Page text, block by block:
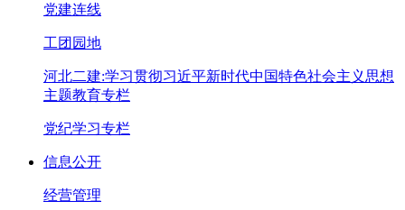
党建连线
工团园地
河北二建:学习贯彻习近平新时代中国特色社会主义思想
主题教育专栏
党纪学习专栏
信息公开
经营管理